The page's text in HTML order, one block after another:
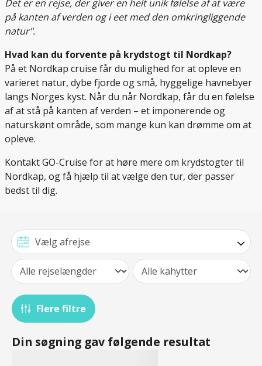
Det er en rejse, der giver en helt unik følelse af at være
på kanten af verden og i eet med den omkringliggende
natur".
Hvad kan du forvente på krydstogt til Nordkap?
På et Nordkap cruise får du mulighed for at opleve en
varieret natur, dybe fjorde og små, hyggelige havnebyer
langs Norges kyst. Når du når Nordkap, får du en følelse
af at stå på kanten af verden – et imponerende og
naturskønt område, som mange kun kan drømme om at
opleve.
Kontakt GO-Cruise for at høre mere om krydstogter til
Nordkap, og få hjælp til at vælge den tur, der passer
bedst til dig.
Flere filtre
Din søgning gav følgende resultat